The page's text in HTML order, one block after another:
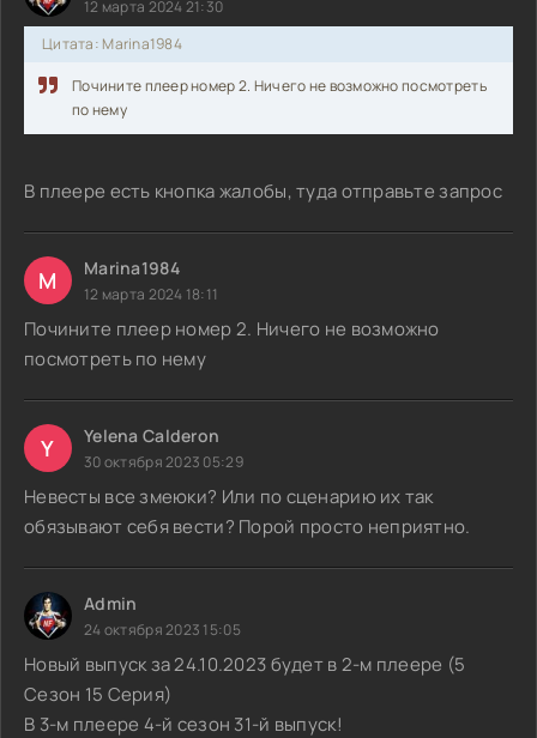
12 марта 2024 21:30
Цитата: Marina1984
Почините плеер номер 2. Ничего не возможно посмотреть
по нему
В плеере есть кнопка жалобы, туда отправьте запрос
M Marina1984
12 марта 2024 18:11
Почините плеер номер 2. Ничего не возможно
посмотреть по нему
Y Yelena Calderon
30 октября 2023 05:29
Невесты все змеюки? Или по сценарию их так
обязывают себя вести? Порой просто неприятно.
Admin
24 октября 2023 15:05
Новый выпуск за 24.10.2023 будет в 2-м плеере (5
Сезон 15 Серия)
В 3-м плеере 4-й сезон 31-й выпуск!